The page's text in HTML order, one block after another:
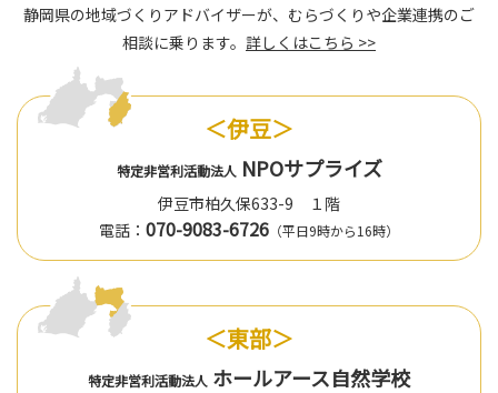
静岡県の地域づくりアドバイザーが、むらづくりや企業連携のご
相談に乗ります。 詳しくはこちら >>
＜伊豆＞
特定非営利活動法人 NPOサプライズ
伊豆市柏久保633-9 １階
電話： 070-9083-6726 （平日9時から16時）
＜東部＞
特定非営利活動法人 ホールアース自然学校